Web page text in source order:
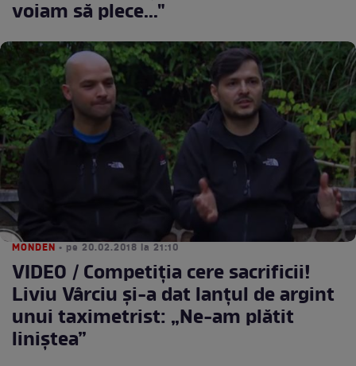
voiam să plece..."
MONDEN • pe 20.02.2018 la 21:10
VIDEO / Competiţia cere sacrificii!
Liviu Vârciu şi-a dat lanţul de argint
unui taximetrist: „Ne-am plătit
liniştea”